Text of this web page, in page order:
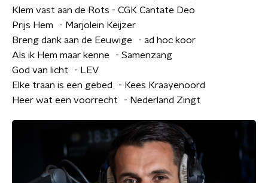
Klem vast aan de Rots - CGK Cantate Deo
Prijs Hem - Marjolein Keijzer
Breng dank aan de Eeuwige - ad hoc koor
Als ik Hem maar kenne - Samenzang
God van licht - LEV
Elke traan is een gebed - Kees Kraayenoord
Heer wat een voorrecht - Nederland Zingt